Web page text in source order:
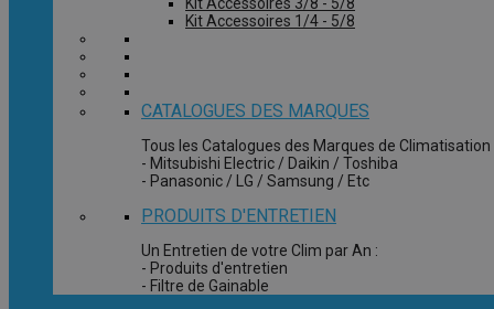
Kit Accessoires 1/4 - 5/8
CATALOGUES DES MARQUES
Tous les Catalogues des Marques de Climatisation
- Mitsubishi Electric / Daikin / Toshiba
- Panasonic / LG / Samsung / Etc
PRODUITS D'ENTRETIEN
Un Entretien de votre Clim par An :
- Produits d'entretien
- Filtre de Gainable